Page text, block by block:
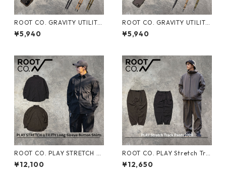
ROOT CO. GRAVITY UTILITY
WEBBING LOOP. / DOUBLE S
NAPHOOK ルートコー ショル
¥5,940
ROOT CO. GRAVITY UTILITY
WEBBING LOOP. / SINGLE SN
APHOOK ルートコー ショル
プ
¥5,940
ROOT CO. PLAY STRETCH U
TILITY Long Sleeve Button S
hirts ルートコー 2026 ボタン
¥12,100
ROOT CO. PLAY Stretch Tra
ck Pants 2026 ルートコー ト
レックパンツ
¥12,650